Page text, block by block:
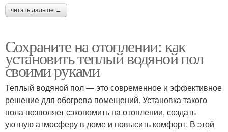
читать дальше →
Сохраните на отоплении: как
установить теплый водяной пол
своими руками
Теплый водяной пол — это современное и эффективное
решение для обогрева помещений. Установка такого
пола позволяет сэкономить на отоплении, создать
уютную атмосферу в доме и повысить комфорт. В этой